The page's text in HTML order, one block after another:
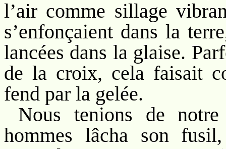
l’air comme sillage
s’enfonçaient dans la
lancées dans la glaise.
de la croix, cela faisait
fend par la gelée.
Nous tenions de
hommes lâcha son